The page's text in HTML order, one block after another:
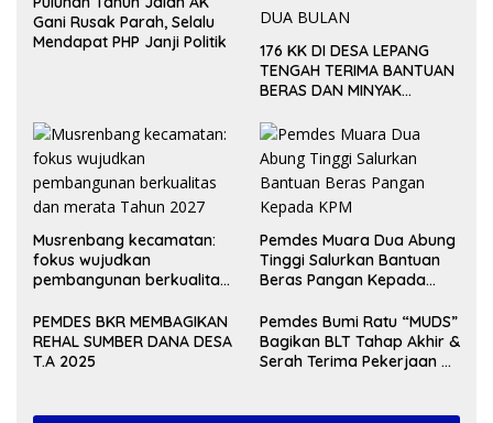
Gani Rusak Parah, Selalu
Mendapat PHP Janji Politik
176 KK DI DESA LEPANG
TENGAH TERIMA BANTUAN
BERAS DAN MINYAK
BULAN
Musrenbang kecamatan:
fokus wujudkan
pembangunan berkualitas
Pemdes Muara Dua Abung
Tinggi Salurkan Bantuan
Beras Pangan Kepada
PEMDES BKR MEMBAGIKAN
REHAL SUMBER DANA DESA
T.A 2025
Pemdes Bumi Ratu “MUDS”
Bagikan BLT Tahap Akhir &
Serah Terima Pekerjaan Di